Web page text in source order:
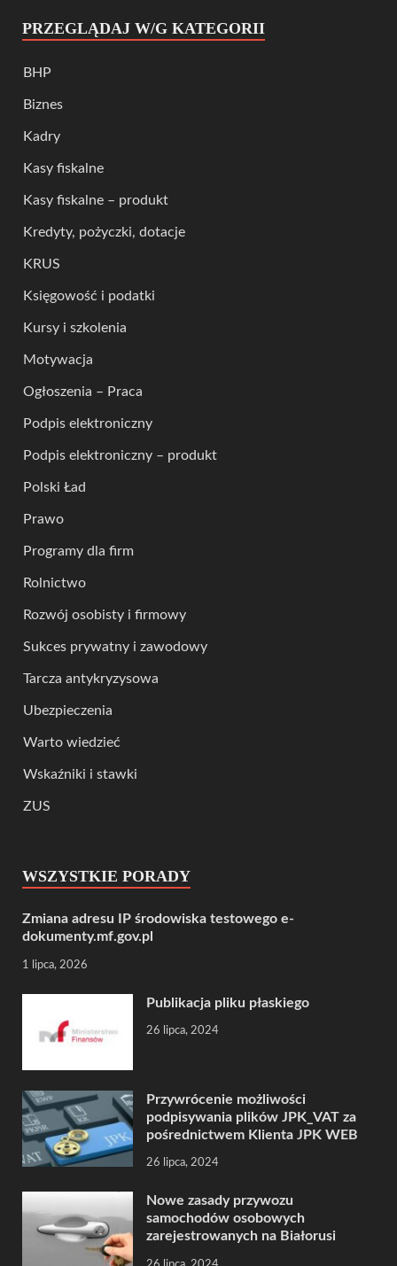
PRZEGLĄDAJ W/G KATEGORII
BHP
Biznes
Kadry
Kasy fiskalne
Kasy fiskalne – produkt
Kredyty, pożyczki, dotacje
KRUS
Księgowość i podatki
Kursy i szkolenia
Motywacja
Ogłoszenia – Praca
Podpis elektroniczny
Podpis elektroniczny – produkt
Polski Ład
Prawo
Programy dla firm
Rolnictwo
Rozwój osobisty i firmowy
Sukces prywatny i zawodowy
Tarcza antykryzysowa
Ubezpieczenia
Warto wiedzieć
Wskaźniki i stawki
ZUS
WSZYSTKIE PORADY
Zmiana adresu IP środowiska testowego e-
dokumenty.mf.gov.pl
1 lipca, 2026
Publikacja pliku płaskiego
26 lipca, 2024
Przywrócenie możliwości
podpisywania plików JPK_VAT za
pośrednictwem Klienta JPK WEB
26 lipca, 2024
Nowe zasady przywozu
samochodów osobowych
zarejestrowanych na Białorusi